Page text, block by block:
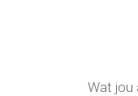
Wat jou